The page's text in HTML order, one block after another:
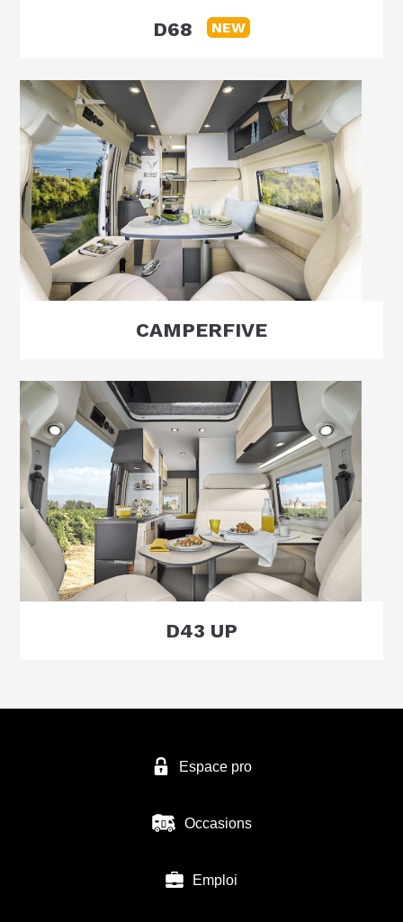
D68 NEW
CAMPERFIVE
D43 UP
Espace pro
Occasions
Emploi